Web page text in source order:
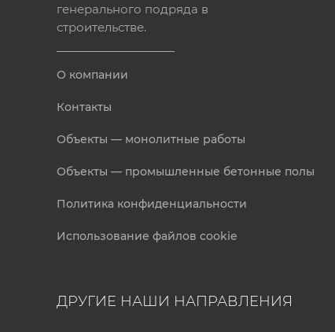
генерального подряда в
строительстве.
О компании
Контакты
Объекты — монолитные работы
Объекты — промышленные бетонные полы
Политика конфиденциальности
Использование файлов cookie
ДРУГИЕ НАШИ НАПРАВЛЕНИЯ